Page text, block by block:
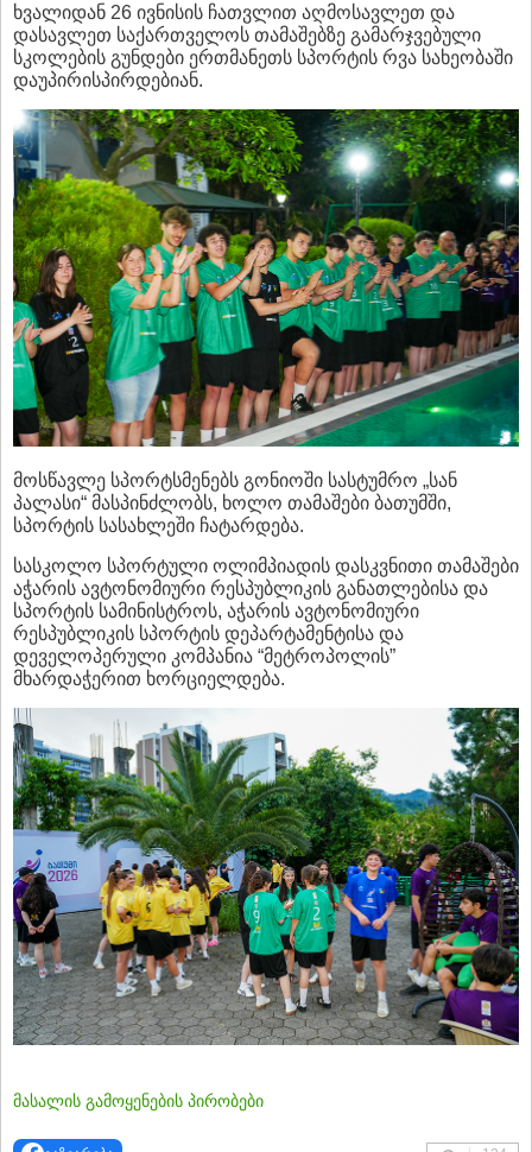
ხვალიდან 26 ივნისის ჩათვლით აღმოსავლეთ და
დასავლეთ საქართველოს თამაშებზე გამარჯვებული
სკოლების გუნდები ერთმანეთს სპორტის რვა სახეობაში
დაუპირისპირდებიან.
მოსწავლე სპორტსმენებს გონიოში სასტუმრო „სან
პალასი“ მასპინძლობს, ხოლო თამაშები ბათუმში,
სპორტის სასახლეში ჩატარდება.
სასკოლო სპორტული ოლიმპიადის დასკვნითი თამაშები
აჭარის ავტონომიური რესპუბლიკის განათლებისა და
სპორტის სამინისტროს, აჭარის ავტონომიური
რესპუბლიკის სპორტის დეპარტამენტისა და
დეველოპერული კომპანია “მეტროპოლის”
მხარდაჭერით ხორციელდება.
მასალის გამოყენების პირობები